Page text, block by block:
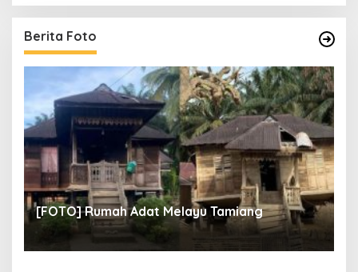
Berita Foto
[FOTO] Rumah Adat Melayu Tamiang